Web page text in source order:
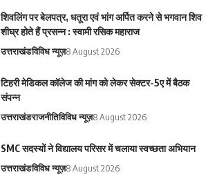
शिवलिंग पर बेलपत्र, धतूरा एवं भांग अर्पित करने से भगवान शिव
शीघ्र होते हैं प्रसन्न : स्वामी रसिक महाराज
उत्तराखंडविविध न्यूज़8 August 2026
टिहरी मेडिकल कॉलेज की मांग को लेकर सेक्टर-5ए में बैठक
संपन्न
उत्तराखंडराजनीतिविविध न्यूज़8 August 2026
SMC सदस्यों ने विद्यालय परिसर में चलाया स्वच्छता अभियान
उत्तराखंडविविध न्यूज़8 August 2026